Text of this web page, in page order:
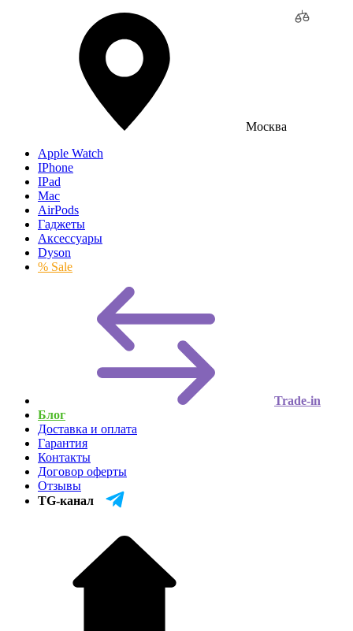
Москва
Apple Watch
IPhone
IPad
Mac
AirPods
Гаджеты
Аксессуары
Dyson
% Sale
Trade-in
Блог
Доставка и оплата
Гарантия
Контакты
Договор оферты
Отзывы
TG-канал